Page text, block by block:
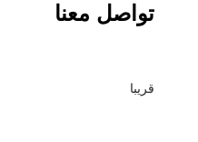
تواصل معنا
قريبا